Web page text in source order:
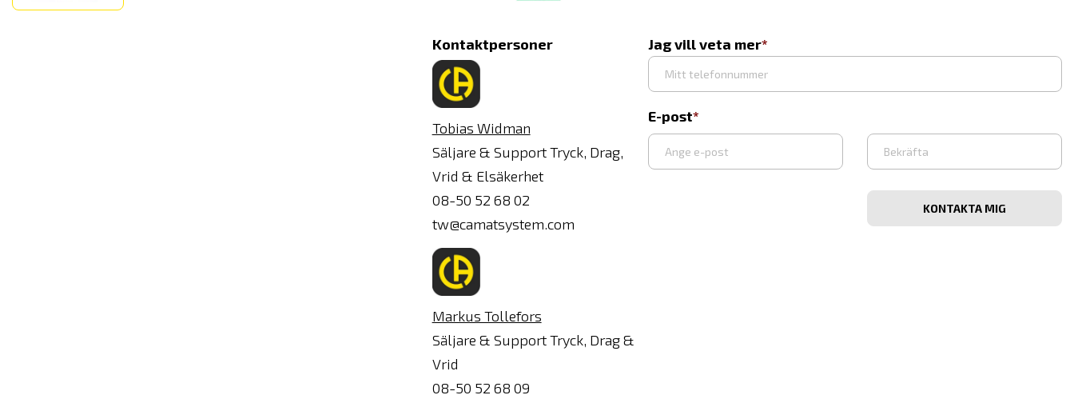
Kontaktpersoner
Tobias Widman
Säljare & Support Tryck, Drag,
Vrid & Elsäkerhet
08-50 52 68 02
tw@camatsystem.com
Markus Tollefors
Säljare & Support Tryck, Drag &
Vrid
08-50 52 68 09
Jag vill veta mer
E-post
Bekräfta